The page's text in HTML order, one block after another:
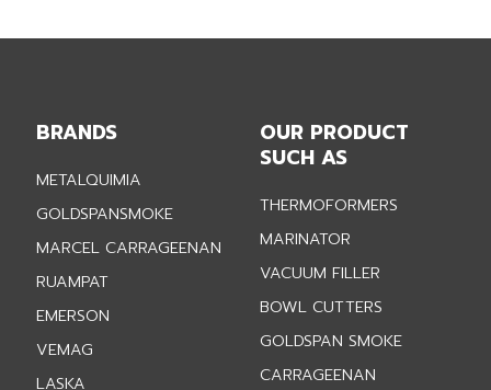
BRANDS
METALQUIMIA
GOLDSPANSMOKE
MARCEL CARRAGEENAN
RUAMPAT
EMERSON
VEMAG
LASKA
OUR PRODUCT
SUCH AS
THERMOFORMERS
MARINATOR
VACUUM FILLER
BOWL CUTTERS
GOLDSPAN SMOKE
CARRAGEENAN